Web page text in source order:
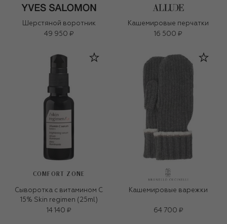
Шерстяной воротник
49 950 ₽
Кашемировые перчатки
16 500 ₽
COMFORT ZONE
Сыворотка с витамином C
15% Skin regimen (25ml)
14 140 ₽
Кашемировые варежки
64 700 ₽